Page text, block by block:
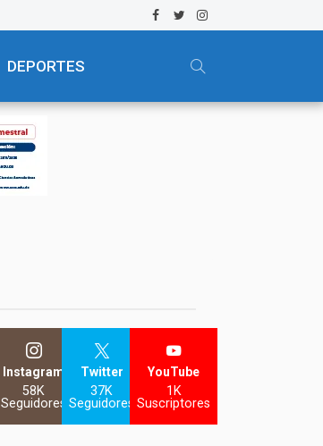
DEPORTES
Instagram
58K
Seguidores
Twitter
37K
Seguidores
YouTube
1K
Suscriptores